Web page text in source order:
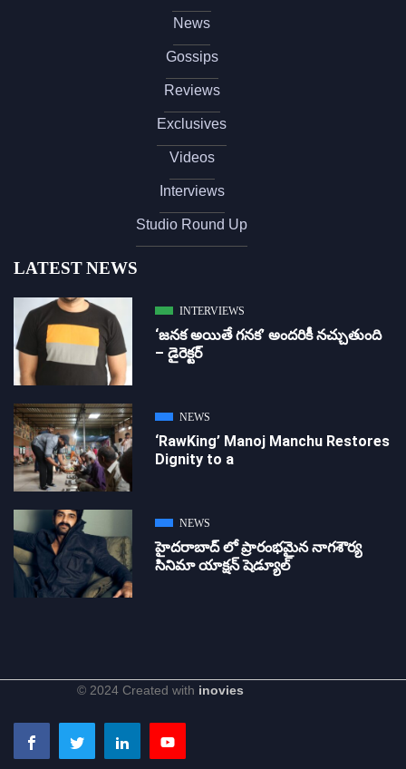
News
Gossips
Reviews
Exclusives
Videos
Interviews
Studio Round Up
LATEST NEWS
INTERVIEWS
‘జ‌న‌క అయితే గ‌న‌క‌’ అందరికీ నచ్చుతుంది
– డైరెక్ట‌ర్
NEWS
‘RawKing’ Manoj Manchu Restores
Dignity to a
NEWS
హైదరాబాద్ లో ప్రారంభమైన నాగశౌర్య
సినిమా యాక్షన్ షెడ్యూల్
© 2024 Created with inovies